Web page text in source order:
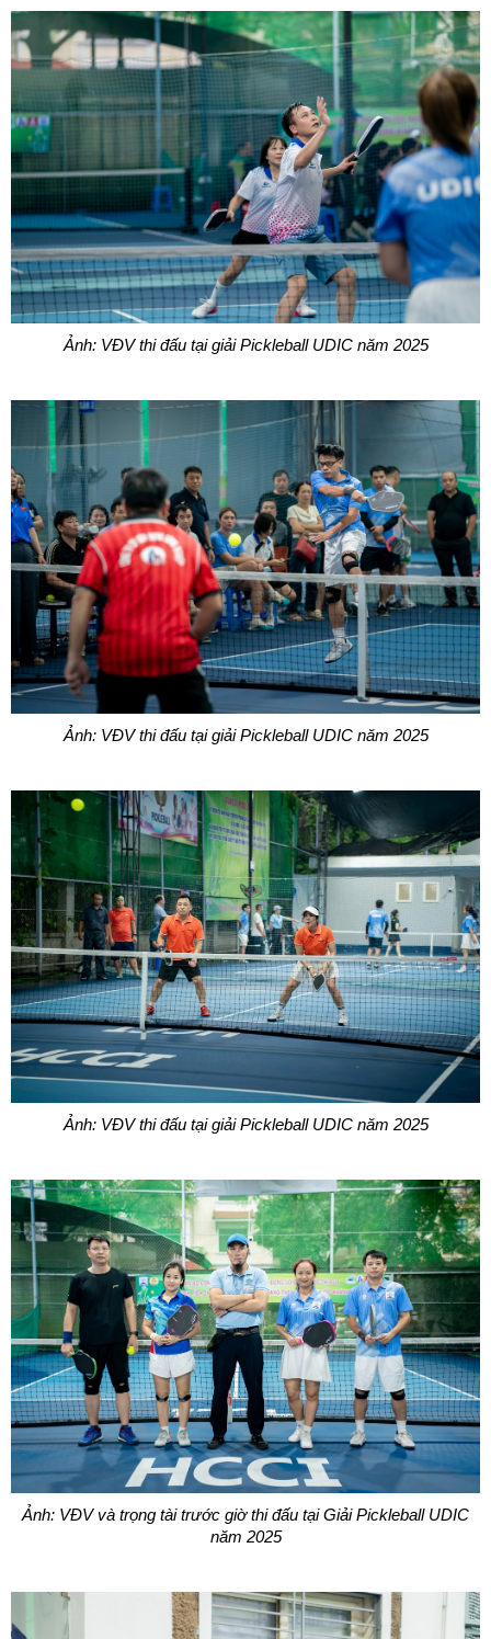
Ảnh: VĐV thi đấu tại giải Pickleball UDIC năm 2025
Ảnh: VĐV thi đấu tại giải Pickleball UDIC năm 2025
Ảnh: VĐV thi đấu tại giải Pickleball UDIC năm 2025
Ảnh: VĐV và trọng tài trước giờ thi đấu tại Giải Pickleball UDIC
năm 2025